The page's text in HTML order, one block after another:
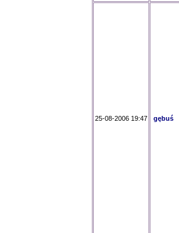
25-08-2006 19:47 gębuś